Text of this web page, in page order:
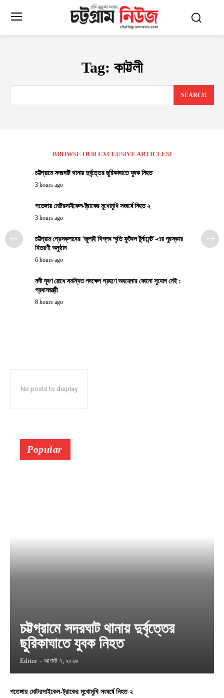
Tag: কাট্টলী
SEARCH
BROWSE OUR EXCLUSIVE ARTICLES!
চট্টগ্রামে সদরঘাট থানায় দুর্বৃত্তের ছুরিকাঘাতে যুবক নিহত
3 hours ago
পতেঙ্গায় মোটরসাইকেল-ট্রাকের মুখোমুখি সংঘর্ষে নিহত ২
3 hours ago
চট্টগ্রাম প্রেসক্লাবের ‘জুলাই বিপ্লব স্মৃতি ফুটবল টুর্নামেন্ট’-এর পুরস্কার
বিতরণী অনুষ্ঠান
6 hours ago
নদী দূষণ রোধে সমন্বিত পদক্ষেপ গ্রহণে অবহেলার কোনো সুযোগ নেই :
প্রধানমন্ত্রী
8 hours ago
No posts to display
Popular
চট্টগ্রামে সদরঘাট থানায় দুর্বৃত্তের
ছুরিকাঘাতে যুবক নিহত
Editor - আগস্ট ৭, ২০২৬
পতেঙ্গায় মোটরসাইকেল-ট্রাকের মুখোমুখি সংঘর্ষে নিহত ২